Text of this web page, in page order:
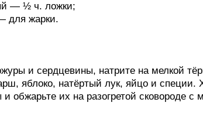
— ½ ч. ложки;
для жарки.
и сердцевины, натрите на мелкой
яблоко, натёртый лук, яйцо и
обжарьте их на разогретой сковороде с